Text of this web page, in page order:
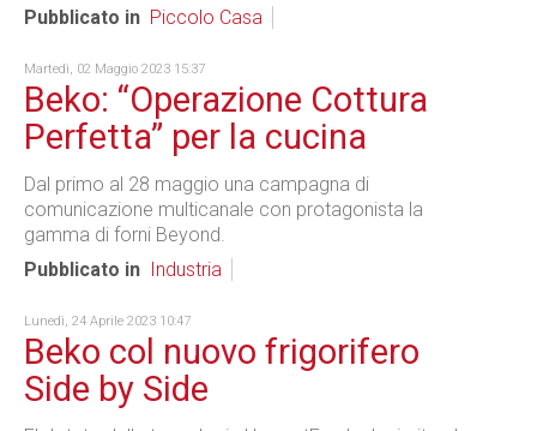
Pubblicato in Piccolo Casa
Martedì, 02 Maggio 2023 15:37
Beko: “Operazione Cottura
Perfetta” per la cucina
Dal primo al 28 maggio una campagna di
comunicazione multicanale con protagonista la
gamma di forni Beyond.
Pubblicato in
Industria
Lunedì, 24 Aprile 2023 10:47
Beko col nuovo frigorifero
Side by Side